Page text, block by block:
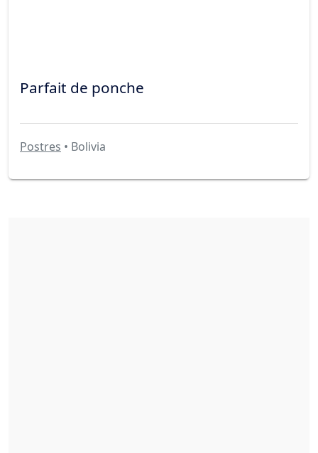
Parfait de ponche
Postres • Bolivia